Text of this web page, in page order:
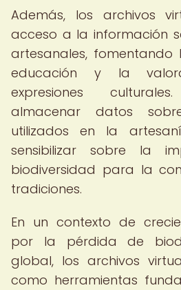
Además, los archivos
acceso a la información
artesanales, fomentando
educación y la
expresiones
almacenar datos
utilizados en la
sensibilizar sobre la
biodiversidad para la
tradiciones.
En un contexto de
por la pérdida de
global, los archivos
como herramientas